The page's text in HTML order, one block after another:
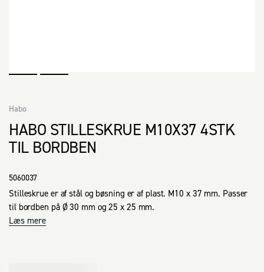
HABO STILLESKRUE M10X37 4STK
TIL BORDBEN
Habo
5060037
Stilleskrue er af stål og bøsning er af plast. M10 x 37 mm. Passer
til bordben på Ø 30 mm og 25 x 25 mm.
Læs mere